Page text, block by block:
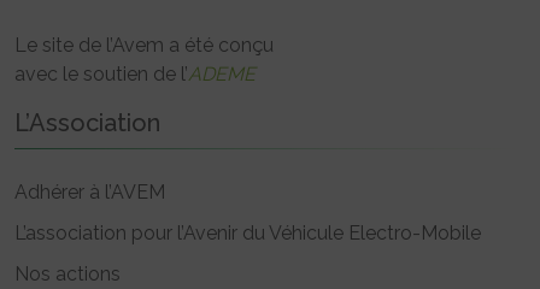
Le site de l’Avem a été conçu
avec le soutien de l’ADEME
L’Association
Adhérer à l’AVEM
L’association pour l’Avenir du Véhicule Electro-Mobile
Nos actions